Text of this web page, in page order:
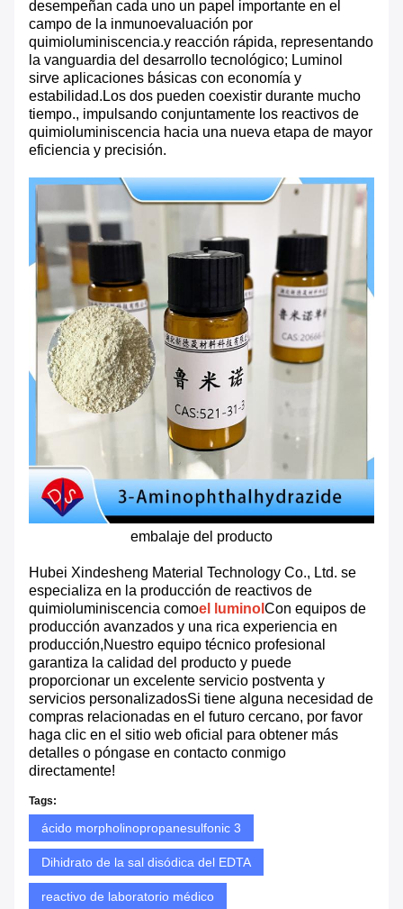
desempeñan cada uno un papel importante en el
campo de la inmunoevaluación por
quimioluminiscencia.y reacción rápida, representando
la vanguardia del desarrollo tecnológico; Luminol
sirve aplicaciones básicas con economía y
estabilidad.Los dos pueden coexistir durante mucho
tiempo., impulsando conjuntamente los reactivos de
quimioluminiscencia hacia una nueva etapa de mayor
eficiencia y precisión.
embalaje del producto
Hubei Xindesheng Material Technology Co., Ltd. se
especializa en la producción de reactivos de
quimioluminiscencia comoel luminol Con equipos de
producción avanzados y una rica experiencia en
producción,Nuestro equipo técnico profesional
garantiza la calidad del producto y puede
proporcionar un excelente servicio postventa y
servicios personalizadosSi tiene alguna necesidad de
compras relacionadas en el futuro cercano, por favor
haga clic en el sitio web oficial para obtener más
detalles o póngase en contacto conmigo
directamente!
Tags:
ácido morpholinopropanesulfonic 3
Dihidrato de la sal disódica del EDTA
reactivo de laboratorio médico